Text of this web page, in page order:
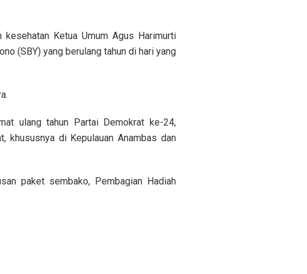
Ketua Umum Agus Harimurti
(SBY) yang berulang tahun di hari yang
ulang tahun Partai Demokrat ke-24,
khususnya di Kepulauan Anambas dan
paket sembako, Pembagian Hadiah